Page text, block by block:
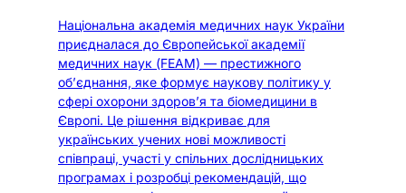
Національна академія медичних наук України
приєдналася до Європейської академії
медичних наук (FEAM) — престижного
об’єднання, яке формує наукову політику у
сфері охорони здоров’я та біомедицини в
Європі. Це рішення відкриває для
українських учених нові можливості
співпраці, участі у спільних дослідницьких
програмах і розробці рекомендацій, що